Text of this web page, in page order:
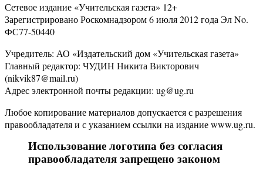
Сетевое издание «Учительская газета» 12+
Зарегистрировано Роскомнадзором 6 июля 2012 года Эл No.
ФС77-50440
Учредитель: АО «Издательский дом «Учительская газета»
Главный редактор: ЧУДИН Никита Викторович
(nikvik87@mail.ru)
Адрес электронной почты редакции: ug@ug.ru
Любое копирование материалов допускается с разрешения
правообладателя и с указанием ссылки на издание www.ug.ru.
Использование логотипа без согласия
правообладателя запрещено законом